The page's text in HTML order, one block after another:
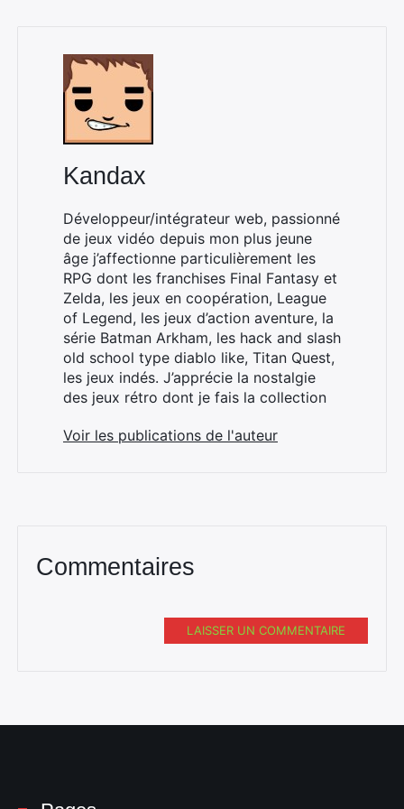
Kandax
Développeur/intégrateur web, passionné
de jeux vidéo depuis mon plus jeune
âge j’affectionne particulièrement les
RPG dont les franchises Final Fantasy et
Zelda, les jeux en coopération, League
of Legend, les jeux d’action aventure, la
série Batman Arkham, les hack and slash
old school type diablo like, Titan Quest,
les jeux indés. J’apprécie la nostalgie
des jeux rétro dont je fais la collection
Voir les publications de l'auteur
Commentaires
LAISSER UN COMMENTAIRE